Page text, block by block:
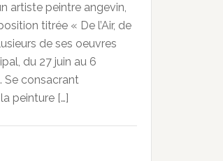
artiste peintre angevin,
titrée « De l’Air, de
de ses oeuvres
du 27 juin au 6
Se consacrant
peinture […]